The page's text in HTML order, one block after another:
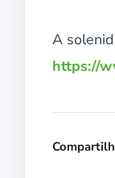
A
https://